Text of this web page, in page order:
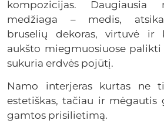
kompozicijas. Daugiausia
medžiaga – medis,
bruselių dekoras, virtuvė ir
aukšto miegmuosiuose
sukuria erdvės pojūtį.
Namo interjeras kurtas ne
estetiškas, tačiau ir mėgautis
gamtos prisilietimą.